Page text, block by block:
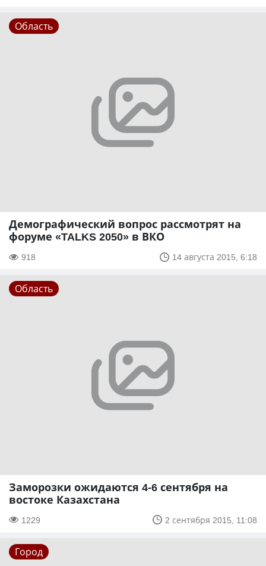
Область
Демографический вопрос рассмотрят на
форуме «TALKS 2050» в ВКО
918 14 августа 2015, 6:18
Область
Заморозки ожидаются 4-6 сентября на
востоке Казахстана
1229 2 сентября 2015, 11:08
Город